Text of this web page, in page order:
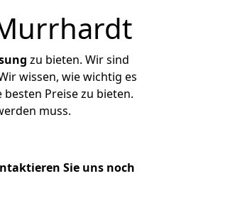
zu bieten. Wir sind
wissen, wie wichtig es
Preise zu bieten.
muss.
Sie uns noch